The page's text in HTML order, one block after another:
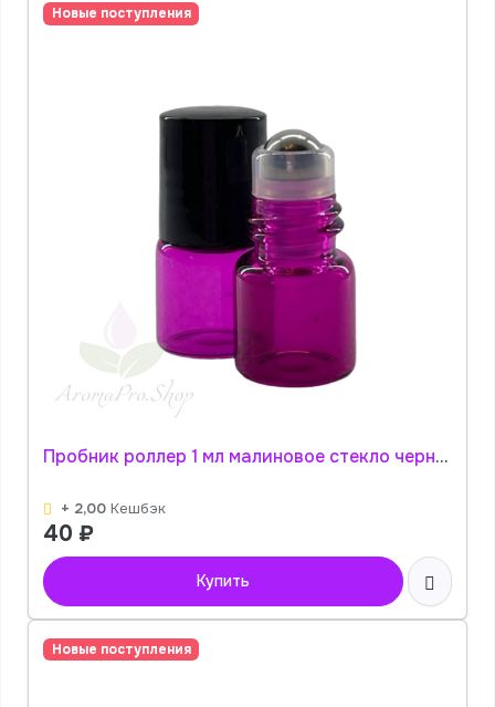
Новые поступления
Пробник роллер 1 мл малиновое стекло черная гладкая крышка АромаПро
+ 2,00 Кешбэк
40 ₽
Купить
Новые поступления